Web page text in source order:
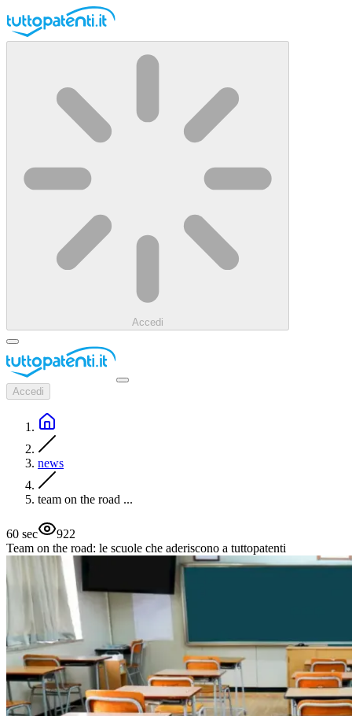
Accedi
Accedi
news
team on the road ...
60 sec
922
Team on the road: le scuole che aderiscono a tuttopatenti